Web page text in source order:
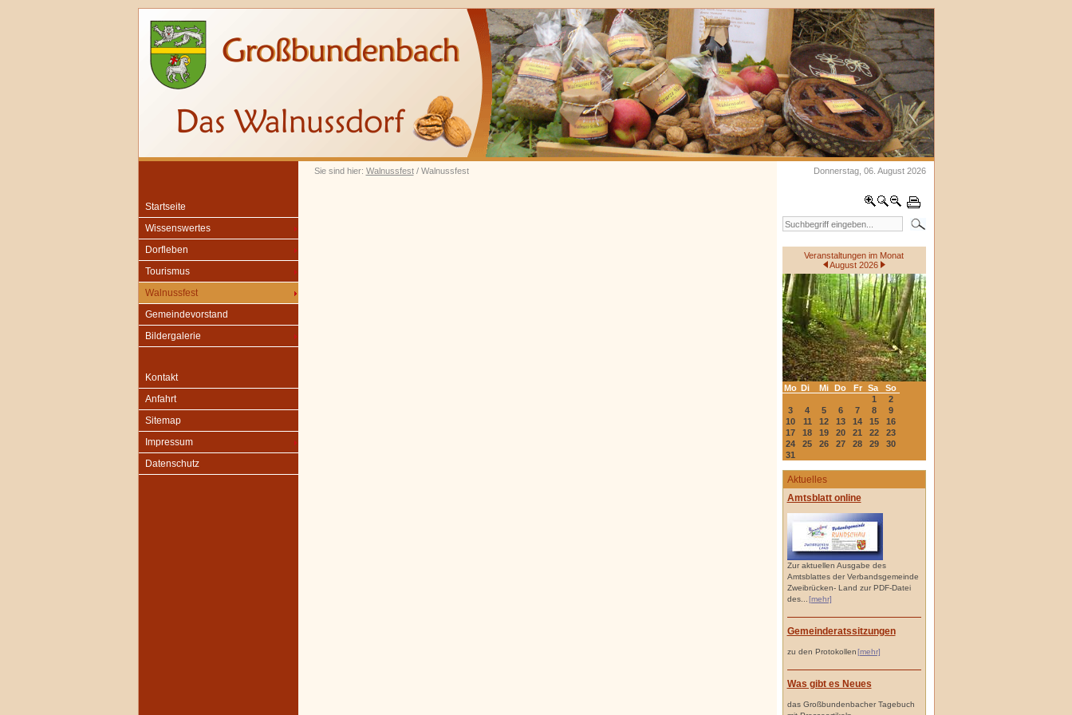
Sie sind hier: Walnussfest/ Walnussfest Donnerstag, 06. August 2026
Startseite
Wissenswertes
Dorfleben
Tourismus
Walnussfest
Gemeindevorstand
Bildergalerie
Kontakt
Anfahrt
Sitemap
Impressum
Datenschutz
Veranstaltungen im Monat
August 2026
Mo Di Mi Do Fr Sa
So
1
2
3
4 5 6 7 8
9
10
11 12 13 14 15
16
17
18 19 20 21 22
23
24
25 26 27 28 29
30
31
Aktuelles
Amtsblatt online
Zur aktuellen Ausgabe des
Amtsblattes der Verbandsgemeinde
Zweibrücken- Land zur PDF-Datei
des...
[mehr]
Gemeinderatssitzungen
zu den Protokollen[mehr]
Was gibt es Neues
das Großbundenbacher Tagebuch